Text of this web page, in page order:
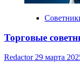
Торговые
Redactor 29 марта